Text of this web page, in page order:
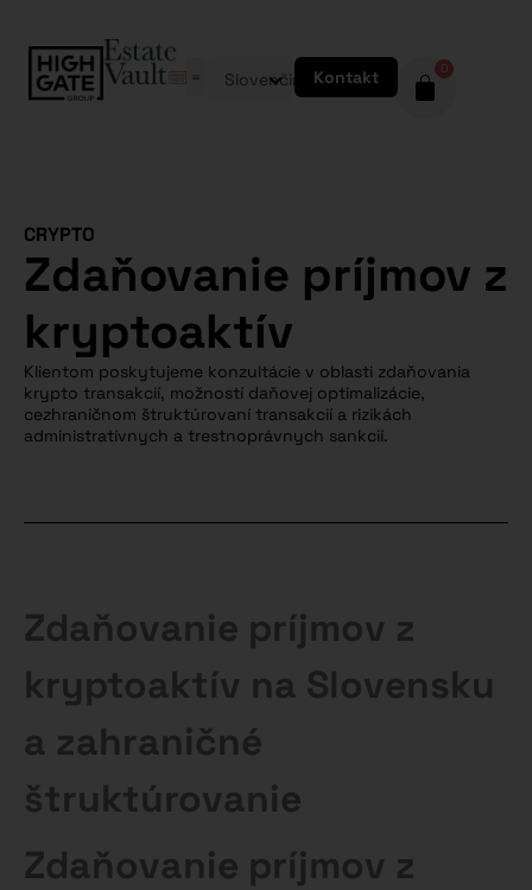
Slovenčina Kontakt 0
CRYPTO
Zdaňovanie príjmov z
kryptoaktív
Klientom poskytujeme konzultácie v oblasti zdaňovania
krypto transakcií, možností daňovej optimalizácie,
cezhraničnom štruktúrovaní transakcií a rizikách
administratívnych a trestnoprávnych sankcií.
Zdaňovanie príjmov z
kryptoaktív na Slovensku
a zahraničné
štruktúrovanie
Zdaňovanie príjmov z